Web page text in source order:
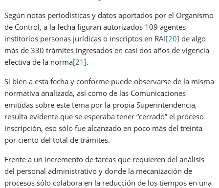
Según notas periodísticas y datos aportados por el Organismo
de Control, a la fecha figuran autorizados 109 agentes
institorios personas jurídicas o inscriptos en RAI[20] de algo
más de 330 trámites ingresados en casi dos años de vigencia
efectiva de la norma[21].
Si bien a esta fecha y conforme puede observarse de la misma
normativa analizada, así como de las Comunicaciones
emitidas sobre este tema por la propia Superintendencia,
resulta evidente que se esperaba tener “cerrado” el proceso
inscripción, eso sólo fue alcanzado en poco más del treinta
por ciento del total de trámites.
Frente a un incremento de tareas que requieren del análisis
del personal administrativo y donde la mecanización de
procesos sólo colabora en la reducción de los tiempos en una